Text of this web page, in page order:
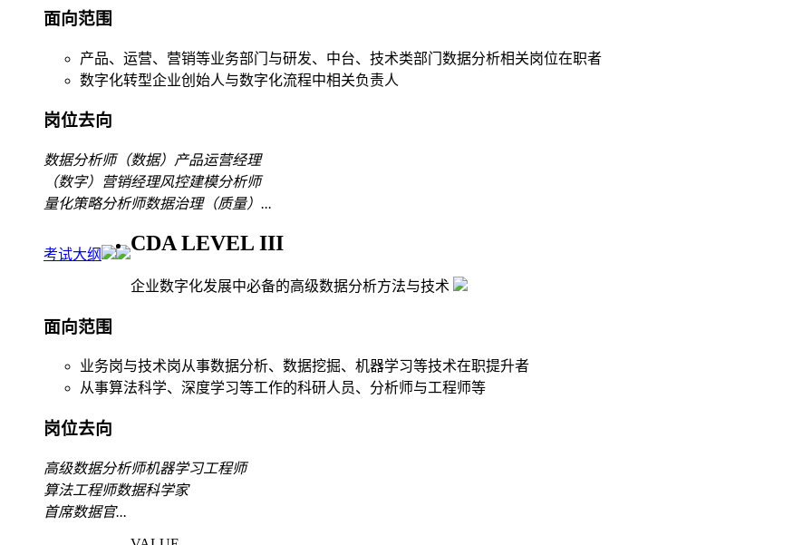
面向范围
产品、运营、营销等业务部门与研发、中台、技术类部门数据分析相关岗位在职者
数字化转型企业创始人与数字化流程中相关负责人
岗位去向
数据分析师（数据）产品运营经理
（数字）营销经理风控建模分析师
量化策略分析师数据治理（质量） ...
考试大纲 CDA LEVEL III
企业数字化发展中必备的高级数据分析方法与技术
面向范围
业务岗与技术岗从事数据分析、数据挖掘、机器学习等技术在职提升者
从事算法科学、深度学习等工作的科研人员、分析师与工程师等
岗位去向
高级数据分析师机器学习工程师
算法工程师数据科学家
首席数据官...